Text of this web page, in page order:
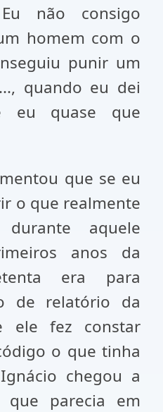
não consigo
homem com o
punir um
quando eu dei
eu quase que
que se eu
o que realmente
aquele
anos da
era para
de relatório da
ele fez constar
o que tinha
chegou a
parecia em